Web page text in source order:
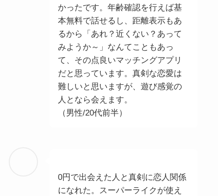
かったです。年齢確認を行えば基
本無料で話せるし、距離表示もあ
るから「あれ？近くない？あって
みようか～」なんてこともあっ
て、その点良いマッチングアプリ
だと思っています。真剣な恋愛は
難しいと思いますが、遊び感覚の
人となら会えます。
（男性/20代前半）
0円で出会えた人と真剣に恋人関係
になれた。スーパーライクが使え